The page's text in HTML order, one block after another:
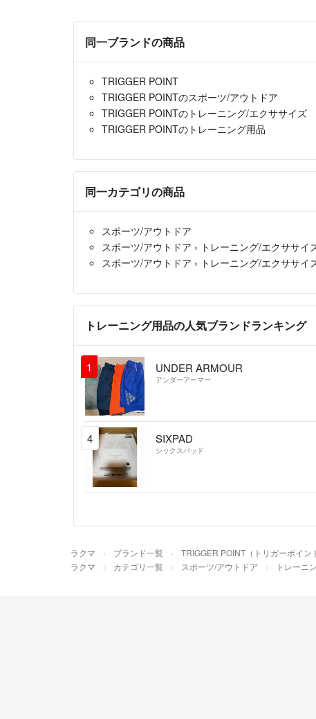
同一ブランドの商品
TRIGGER POINT
TRIGGER POINTのスポーツ/アウトドア
TRIGGER POINTのトレーニング/エクササイズ
TRIGGER POINTのトレーニング用品
同一カテゴリの商品
スポーツ/アウトドア
スポーツ/アウトドア › トレーニング/エクササイ
スポーツ/アウトドア › トレーニング/エクササイ
トレーニング用品の人気ブランドランキング
1 UNDER ARMOUR
アンダーアーマー
4 SIXPAD
シックスパッド
ラクマ ブランド一覧 TRIGGER POINT（トリガーポイン
ラクマ カテゴリ一覧 スポーツ/アウトドア トレーニ